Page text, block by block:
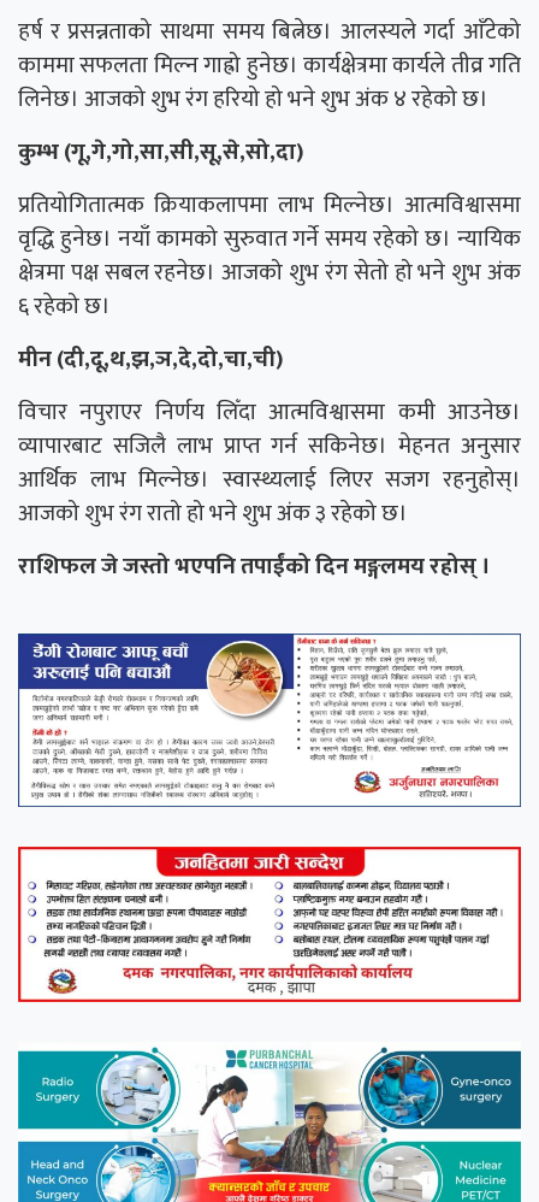
हर्ष र प्रसन्नताको साथमा समय बित्नेछ। आलस्यले गर्दा आँटेको
काममा सफलता मिल्न गाह्रो हुनेछ। कार्यक्षेत्रमा कार्यले तीव्र गति
लिनेछ। आजको शुभ रंग हरियो हो भने शुभ अंक ४ रहेको छ।
कुम्भ (गू,गे,गो,सा,सी,सू,से,सो,दा)
प्रतियोगितात्मक क्रियाकलापमा लाभ मिल्नेछ। आत्मविश्वासमा
वृद्धि हुनेछ। नयाँ कामको सुरुवात गर्ने समय रहेको छ। न्यायिक
क्षेत्रमा पक्ष सबल रहनेछ। आजको शुभ रंग सेतो हो भने शुभ अंक
६ रहेको छ।
मीन (दी,दू,थ,झ,ञ,दे,दो,चा,ची)
विचार नपुराएर निर्णय लिँदा आत्मविश्वासमा कमी आउनेछ।
व्यापारबाट सजिलै लाभ प्राप्त गर्न सकिनेछ। मेहनत अनुसार
आर्थिक लाभ मिल्नेछ। स्वास्थ्यलाई लिएर सजग रहनुहोस्।
आजको शुभ रंग रातो हो भने शुभ अंक ३ रहेको छ।
राशिफल जे जस्तो भएपनि तपाईंको दिन मङ्गलमय रहोस् ।